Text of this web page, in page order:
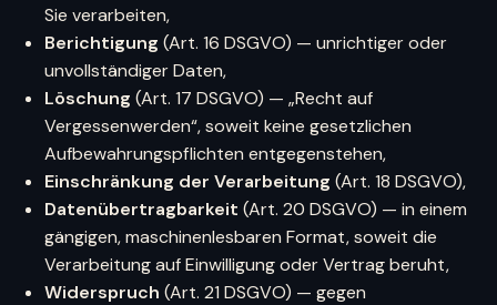
Sie verarbeiten,
Berichtigung (Art. 16 DSGVO) — unrichtiger oder
unvollständiger Daten,
Löschung (Art. 17 DSGVO) — „Recht auf
Vergessenwerden“, soweit keine gesetzlichen
Aufbewahrungspflichten entgegenstehen,
Einschränkung der Verarbeitung (Art. 18 DSGVO),
Datenübertragbarkeit (Art. 20 DSGVO) — in einem
gängigen, maschinenlesbaren Format, soweit die
Verarbeitung auf Einwilligung oder Vertrag beruht,
Widerspruch (Art. 21 DSGVO) — gegen